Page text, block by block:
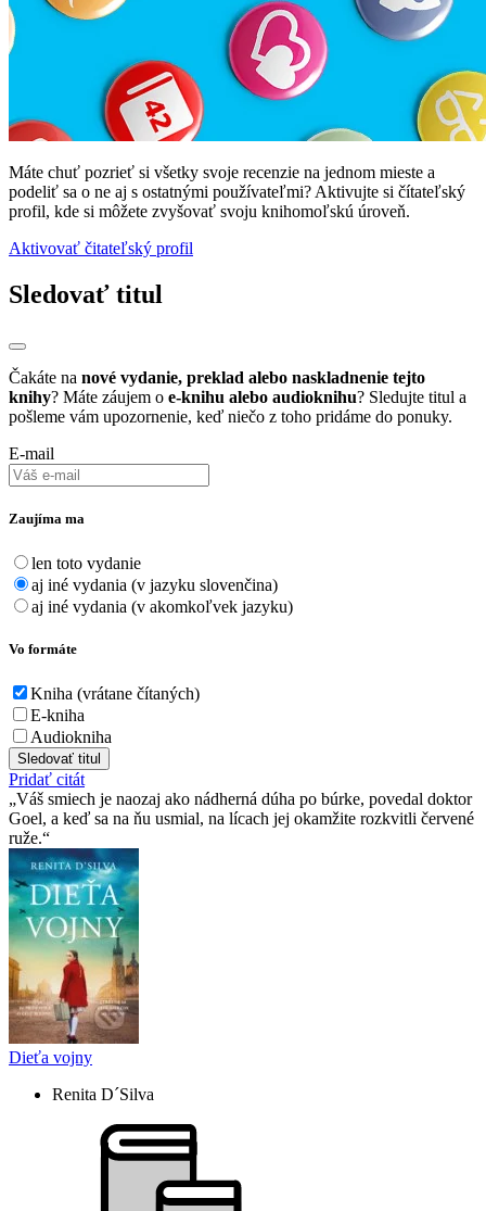
Máte chuť pozrieť si všetky svoje recenzie na jednom mieste a
podeliť sa o ne aj s ostatnými používateľmi? Aktivujte si čítateľský
profil, kde si môžete zvyšovať svoju knihomoľskú úroveň.
Aktivovať čitateľský profil
Sledovať titul
Čakáte na nové vydanie, preklad alebo naskladnenie tejto
knihy? Máte záujem o e-knihu alebo audioknihu? Sledujte titul a
pošleme vám upozornenie, keď niečo z toho pridáme do ponuky.
E-mail
Zaujíma ma
len toto vydanie
aj iné vydania (v jazyku slovenčina)
aj iné vydania (v akomkoľvek jazyku)
Vo formáte
Kniha (vrátane čítaných)
E-kniha
Audiokniha
Sledovať titul
Pridať citát
Váš smiech je naozaj ako nádherná dúha po búrke, povedal doktor
Goel, a keď sa na ňu usmial, na lícach jej okamžite rozkvitli červené
ruže.
Dieťa vojny
Renita D´Silva